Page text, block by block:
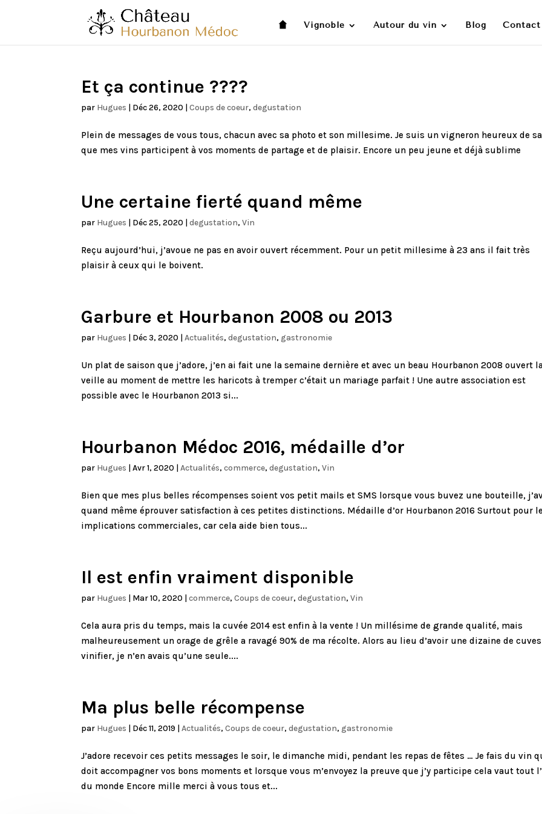
Vignoble Autour du vin Blog Contact
Et ça continue ????
par Hugues | Déc 26, 2020 |Coups de coeur,degustation
Plein de messages de vous tous, chacun avec sa photo et son millesime. Je suis un vigneron heureux de
que mes vins participent à vos moments de partage et de plaisir. Encore un peu jeune et déjà sublime
Une certaine fierté quand même
par Hugues | Déc 25, 2020 |degustation,Vin
Reçu aujourd’hui, j’avoue ne pas en avoir ouvert récemment. Pour un petit millesime à 23 ans il fait très
plaisir à ceux qui le boivent.
Garbure et Hourbanon 2008 ou 2013
par Hugues | Déc 3, 2020 |Actualités,degustation, gastronomie
Un plat de saison que j’adore, j’en ai fait une la semaine dernière et avec un beau Hourbanon 2008 ouvert
veille au moment de mettre les haricots à tremper c’était un mariage parfait ! Une autre association est
possible avec le Hourbanon 2013 si...
Hourbanon Médoc 2016, médaille d’or
par Hugues |Avr 1, 2020 |Actualités,commerce,degustation,Vin
Bien que mes plus belles récompenses soient vos petit mails et SMS lorsque vous buvez une bouteille,
quand même éprouver satisfaction à ces petites distinctions. Médaille d’or Hourbanon 2016 Surtout pour
implications commerciales, car cela aide bien tous...
Il est enfin vraiment disponible
par Hugues | Mar 10, 2020 |commerce,Coups de coeur,degustation,Vin
Cela aura pris du temps, mais la cuvée 2014 est enfin à la vente ! Un millésime de grande qualité, mais
malheureusement un orage de grêle a ravagé 90% de ma récolte. Alors au lieu d’avoir une dizaine de
vinifier, je n’en avais qu’une seule....
Ma plus belle récompense
par Hugues | Déc 11, 2019 |Actualités,Coups de coeur,degustation, gastronomie
J’adore recevoir ces petits messages le soir, le dimanche midi, pendant les repas de fêtes … Je fais du vin
doit accompagner vos bons moments et lorsque vous m’envoyez la preuve que j’y participe cela vaut tout
du monde Encore mille merci à vous tous et...